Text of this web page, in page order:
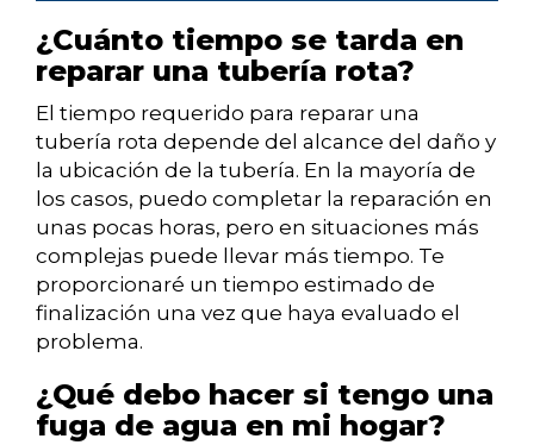
¿Cuánto tiempo se tarda en
reparar una tubería rota?
El tiempo requerido para reparar una
tubería rota depende del alcance del daño y
la ubicación de la tubería. En la mayoría de
los casos, puedo completar la reparación en
unas pocas horas, pero en situaciones más
complejas puede llevar más tiempo. Te
proporcionaré un tiempo estimado de
finalización una vez que haya evaluado el
problema.
¿Qué debo hacer si tengo una
fuga de agua en mi hogar?